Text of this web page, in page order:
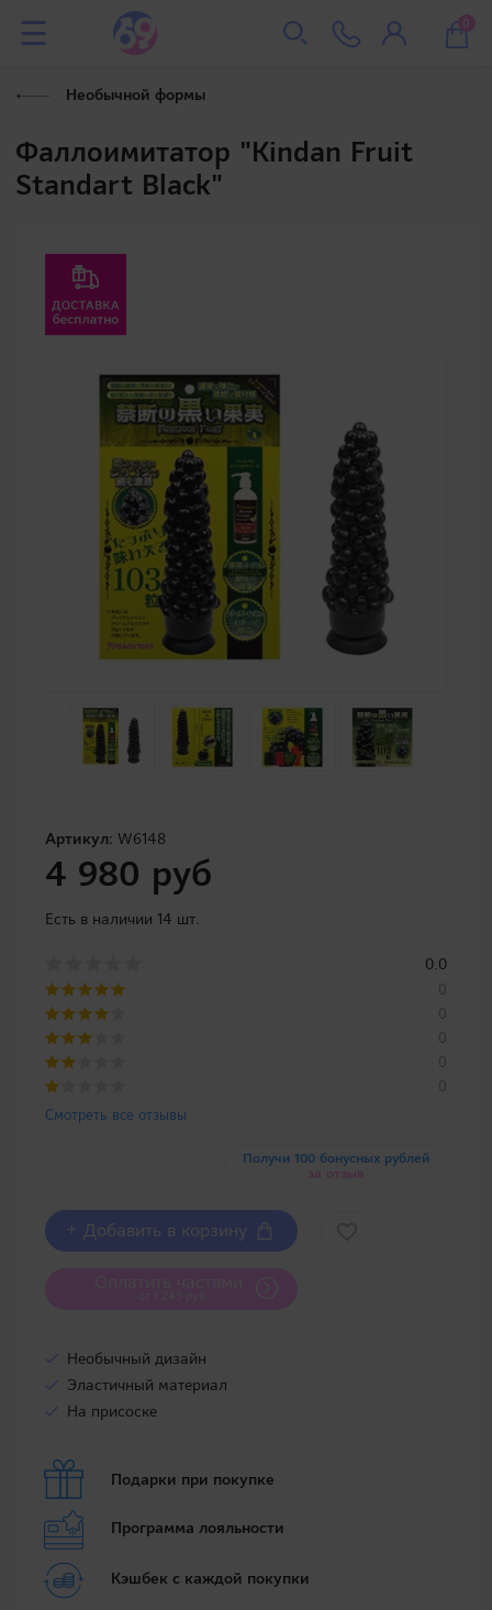
0
Необычной формы
Фаллоимитатор "Kindan Fruit
Standart Black"
Артикул: W6148
4 980 руб
Есть в наличии 14 шт.
0.0
0
0
0
0
0
Смотреть все отзывы
Получи 100 бонусных рублей
за отзыв
+ Добавить в корзину
Необычный дизайн
Эластичный материал
На присоске
Подарки при покупке
Программа лояльности
Кэшбек с каждой покупки